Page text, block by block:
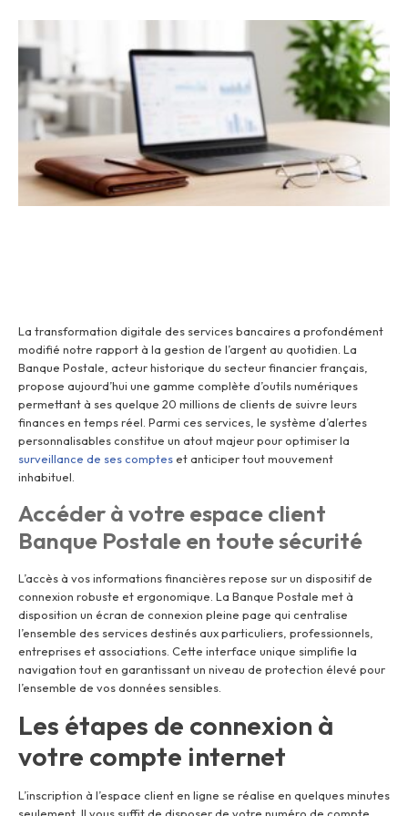
La transformation digitale des services bancaires a profondément
modifié notre rapport à la gestion de l’argent au quotidien. La
Banque Postale, acteur historique du secteur financier français,
propose aujourd’hui une gamme complète d’outils numériques
permettant à ses quelque 20 millions de clients de suivre leurs
finances en temps réel. Parmi ces services, le système d’alertes
personnalisables constitue un atout majeur pour optimiser la
surveillance de ses comptes et anticiper tout mouvement
inhabituel.
Accéder à votre espace client
Banque Postale en toute sécurité
L’accès à vos informations financières repose sur un dispositif de
connexion robuste et ergonomique. La Banque Postale met à
disposition un écran de connexion pleine page qui centralise
l’ensemble des services destinés aux particuliers, professionnels,
entreprises et associations. Cette interface unique simplifie la
navigation tout en garantissant un niveau de protection élevé pour
l’ensemble de vos données sensibles.
Les étapes de connexion à
votre compte internet
L’inscription à l’espace client en ligne se réalise en quelques minutes